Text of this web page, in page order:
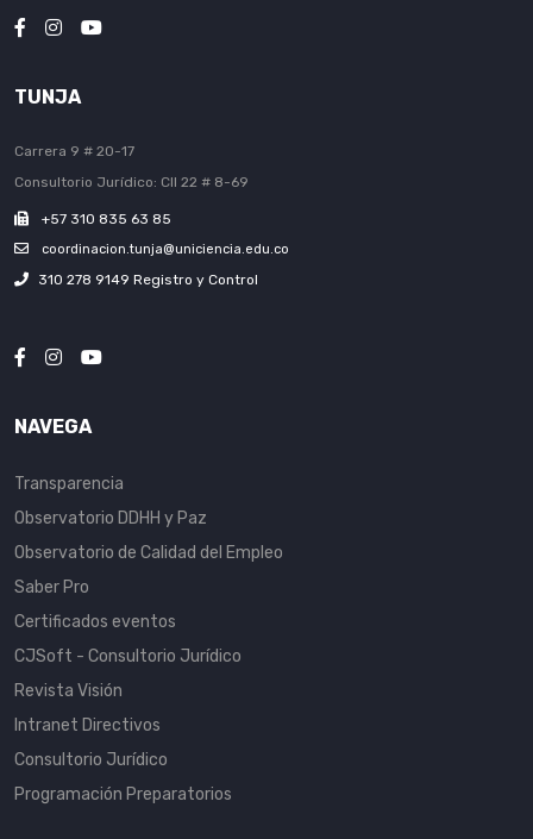
TUNJA
Carrera 9 # 20-17
Consultorio Jurídico: Cll 22 # 8-69
+57 310 835 63 85
coordinacion.tunja@uniciencia.edu.co
310 278 9149 Registro y Control
NAVEGA
Transparencia
Observatorio DDHH y Paz
Observatorio de Calidad del Empleo
Saber Pro
Certificados eventos
CJSoft - Consultorio Jurídico
Revista Visión
Intranet Directivos
Consultorio Jurídico
Programación Preparatorios